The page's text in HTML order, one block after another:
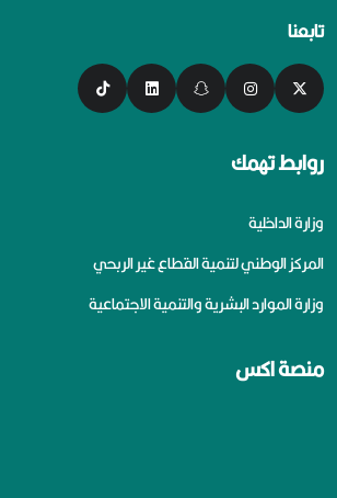
تابعنا
روابط تهمك
وزارة الداخلية
المركز الوطني لتنمية القطاع غير الربحي
وزارة الموارد البشرية والتنمية الاجتماعية
منصة اكس